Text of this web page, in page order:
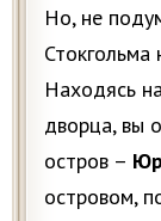
Но, не
Стокгольма
Находясь
дворца, вы
остров –
островом,